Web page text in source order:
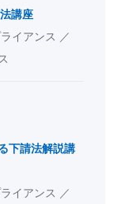
講座
イアンス
下請法解説講
イアンス